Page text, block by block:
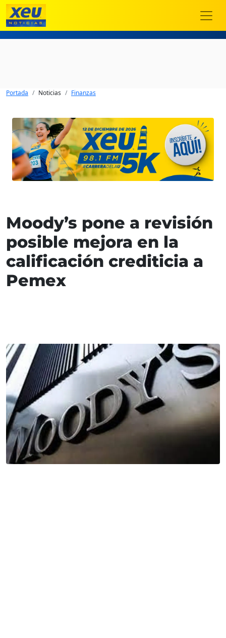
Portada Noticias Finanzas
Moody’s pone a revisión
posible mejora en la
calificación crediticia a
Pemex